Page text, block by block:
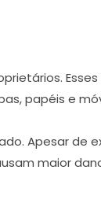
papéis e
Apesar de
maior